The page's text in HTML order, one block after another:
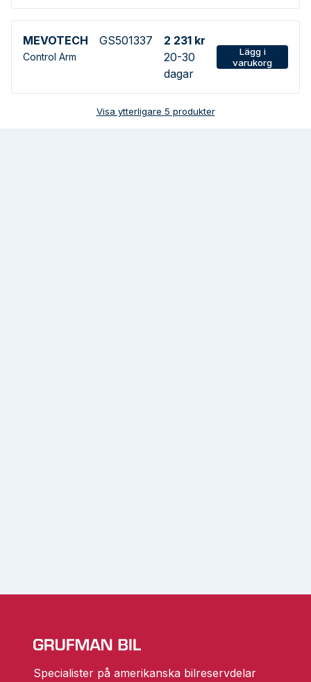
MEVOTECH GS501337
Control Arm
2 231 kr
20-30
dagar
Lägg i
varukorg
Visa ytterligare 5 produkter
Specialister på amerikanska bilreservdelar